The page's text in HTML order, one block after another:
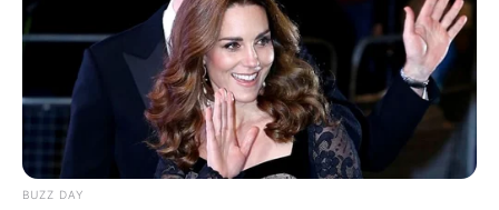
BUZZ DAY